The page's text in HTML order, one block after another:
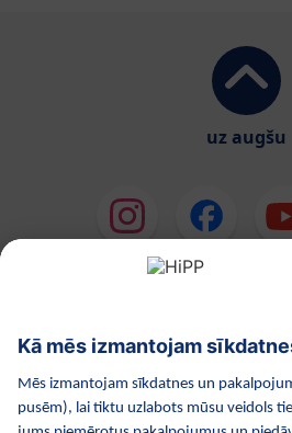
uz augšu
HiPP Mazuļa ēdināšana
HiPP